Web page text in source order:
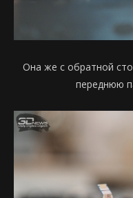
Она же с обратной
переднюю